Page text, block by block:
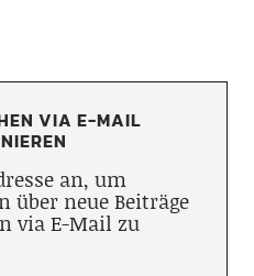
VIA E-MAIL
an, um
über neue Beiträge
via E-Mail zu